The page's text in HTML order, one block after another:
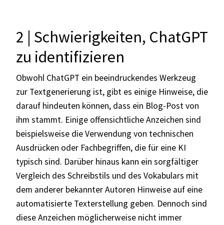
2 | Schwierigkeiten, ChatGPT
zu identifizieren
Obwohl ChatGPT ein beeindruckendes Werkzeug
zur Textgenerierung ist, gibt es einige Hinweise, die
darauf hindeuten können, dass ein Blog-Post von
ihm stammt. Einige offensichtliche Anzeichen sind
beispielsweise die Verwendung von technischen
Ausdrücken oder Fachbegriffen, die für eine KI
typisch sind. Darüber hinaus kann ein sorgfältiger
Vergleich des Schreibstils und des Vokabulars mit
dem anderer bekannter Autoren Hinweise auf eine
automatisierte Texterstellung geben. Dennoch sind
diese Anzeichen möglicherweise nicht immer